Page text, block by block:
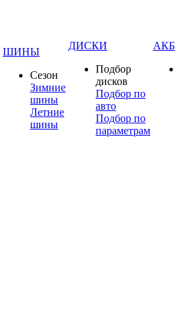
ШИНЫ
Сезон
Зимние
шины
Летние
шины
ДИСКИ
Подбор
дисков
Подбор по
авто
Подбор по
параметрам
АКБ